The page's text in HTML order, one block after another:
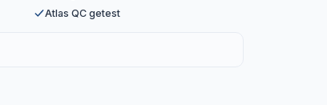
Atlas QC getest